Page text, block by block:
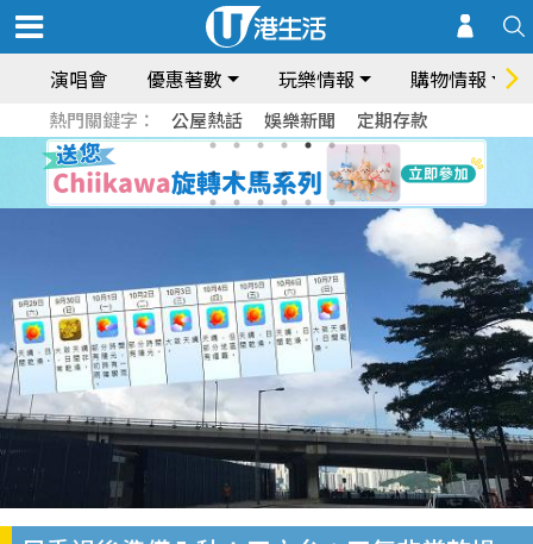
演唱會 優惠著數 玩樂情報 購物情報
熱門關鍵字： 公屋熱話 娛樂新聞 定期存款